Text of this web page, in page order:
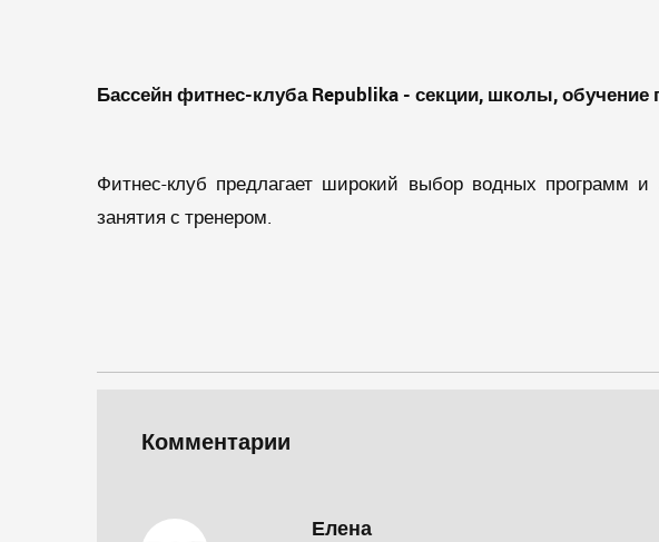
Бассейн фитнес-клубаRepublika - секции, школы, обучение
Фитнес-клуб предлагает широкий выбор водных программ
занятия с тренером.
Комментарии
Елена